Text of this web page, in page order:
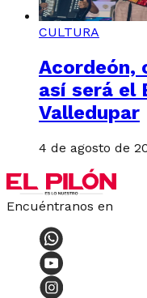
CULTURA
Acordeón,
así será el
Valledupar
4 de agosto de
Encuéntranos en